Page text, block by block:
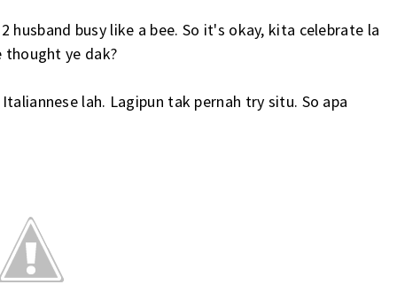
busy like a bee. So it's okay, kita celebrate la
ye dak?
lah. Lagipun tak pernah try situ. So apa